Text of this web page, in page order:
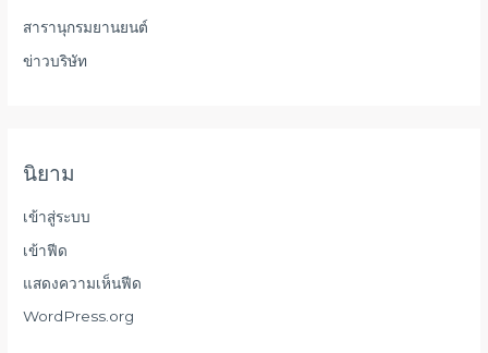
สารานุกรมยานยนต์
ข่าวบริษัท
นิยาม
เข้าสู่ระบบ
เข้าฟีด
แสดงความเห็นฟีด
WordPress.org